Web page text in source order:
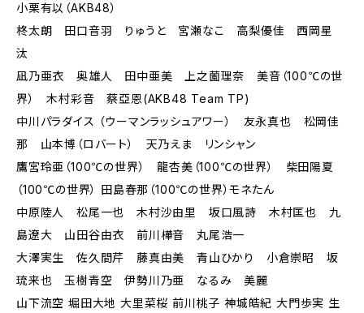
小栗有以（AKB48）
柊太朗 田口音羽 りゅうと 宮瀬なこ 高梨優佳 西岡星
汰
凪乃亜衣 奥雄人 田中亜美 上之薗理奈 美音（100℃の世
界） 木村彩音 蔡亞恩(AKB48 Team TP)
中川パラダイス （ウーマンラッシュアワー） 友永真也 松岡佳
那 山本博（ロバート） 天乃えま リンシャン
鷹宮玲亜（100℃の世界） 龍杏美（100℃の世界） 柴田陽夏
（100℃の世界） 田島春那（100℃の世界）モネたん
中原陸人 松尾一也 木村沙由里 坂口風詩 木村匡也 九
島遼大 山田谷由衣 前川樺音 丸尾浩一
大澤実生 佐久間芹 藤真由美 青山ひかり 小倉崇昭 坂
琉来也 玉樹青空 伊勢川乃亜 なるみ 美麗
山下流空 堀田大地 大里菜桜 前川桃子 神城皓紀 大門歩実 生